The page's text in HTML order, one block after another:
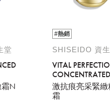
臺北
國際線出境旅客
堂
N
#熱銷
SHISEIDO 資
VITAL
CONCENTRATED
SUPREME
激抗痕亮采緊緻
霜
您必須登入才有辦法使用喜